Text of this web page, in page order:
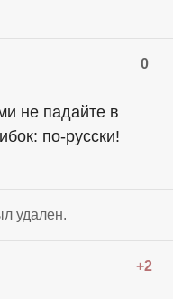
0
не падайте в
по-русски!
удален.
+2